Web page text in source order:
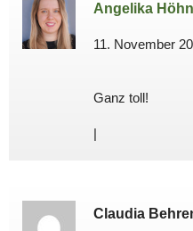
Angelika
11. November
Ganz toll!
|
Claudia